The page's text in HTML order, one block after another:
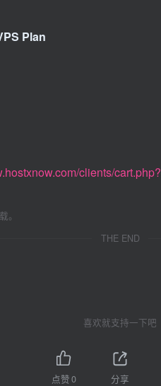
Plan
clients/
。
THE END
喜欢就支持一下吧
点赞0 分享